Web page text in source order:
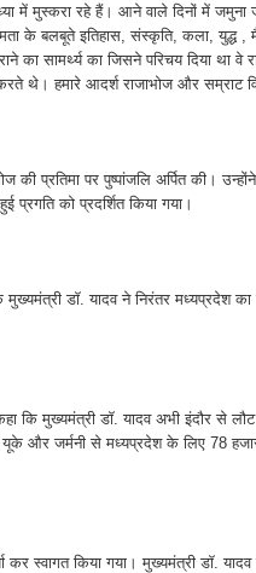
में मुस्करा रहे हैं। आने वाले दिनों में
के बलबूते इतिहास, संस्कृति, कला, युद्ध ,
का सामर्थ्य का जिसने परिचय दिया था
थे। हमारे आदर्श राजाभोज और सम्राट
की प्रतिमा पर पुष्पांजलि अर्पित की।
प्रगति को प्रदर्शित किया गया।
मुख्यमंत्री डॉ. यादव ने निरंतर
कि मुख्यमंत्री डॉ. यादव अभी इंदौर से
यूके और जर्मनी से मध्यप्रदेश के लिए 78
कर स्वागत किया गया। मुख्यमंत्री डॉ.